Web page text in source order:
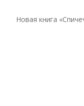
Новая книга